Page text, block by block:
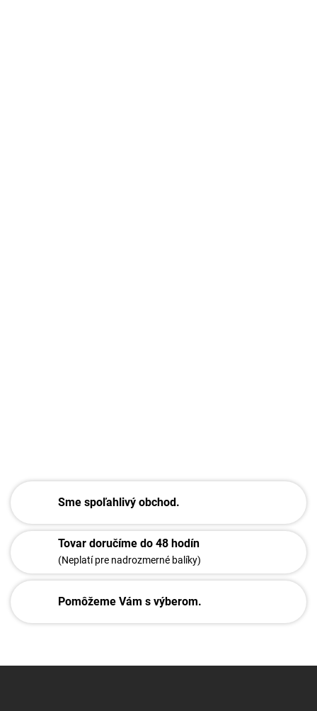
Sme spoľahlivý obchod.
Tovar doručíme do 48 hodín
(Neplatí pre nadrozmerné balíky)
Pomôžeme Vám s výberom.